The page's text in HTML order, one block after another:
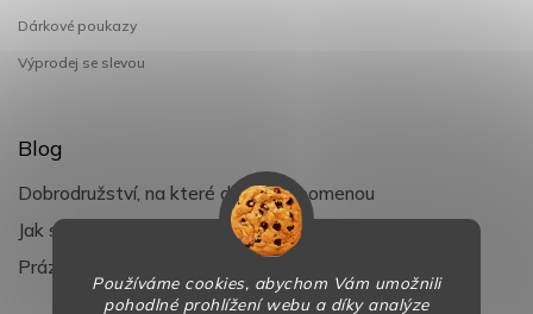
Používáme cookies, abychom Vám umožnili
pohodlné prohlížení webu a díky analýze
Dárkové poukazy
Výprodej se slevou
Blog
Dobrodružství, na které děti nezapomenou
Jak si užít léto s dětmi naplno
Prázdniny klepou na dveře